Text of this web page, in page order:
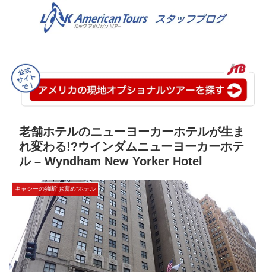
老舗ホテルのニューヨーカーホテルが生ま
れ変わる!?ウインダムニューヨーカーホテ
ル – Wyndham New Yorker Hotel
キャシーの独断”お薦め”ホテル